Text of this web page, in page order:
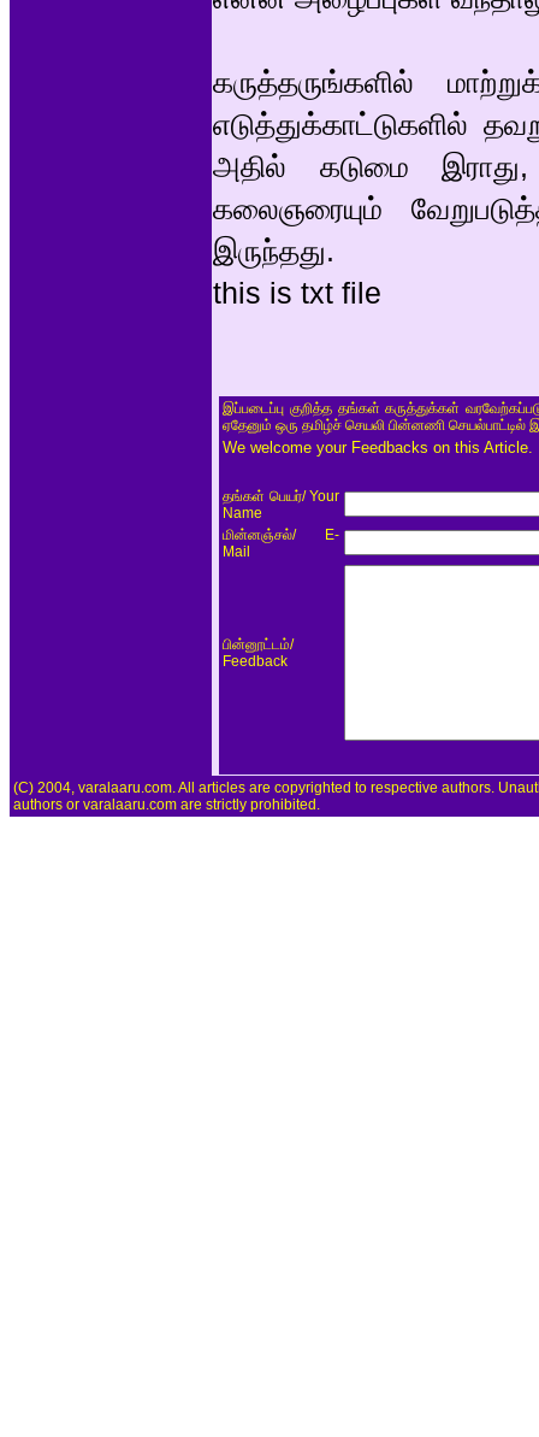
கருத்தருங்களில்
எடுத்துக்காட்டுகளில்
அதில் கடுமை
கலைஞரையும்
இருந்தது.
this is txt file
இப்படைப்பு குறித்த தங்கள் கருத்துக்கள்
ஏதேனும் ஒரு தமிழ்ச் செயலி பின்னணி செயல்பாட்டில்
We welcome your Feedbacks on this
தங்கள் பெயர்/ Your
Name
மின்னஞ்சல்/ E-
Mail
பின்னூட்டம்/
Feedback
(C) 2004, varalaaru.com. All articles are copyrighted to respective authors.
authors or varalaaru.com are strictly prohibited.